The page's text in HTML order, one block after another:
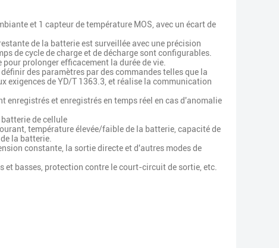
et 1 capteur de température MOS, avec un écart de
de la batterie est surveillée avec une précision
de cycle de charge et de décharge sont configurables.
prolonger efficacement la durée de vie.
des paramètres par des commandes telles que la
exigences de YD/T 1363.3, et réalise la communication
et enregistrés en temps réel en cas d'anomalie
de cellule
température élevée/faible de la batterie, capacité de
la batterie.
constante, la sortie directe et d'autres modes de
basses, protection contre le court-circuit de sortie, etc.